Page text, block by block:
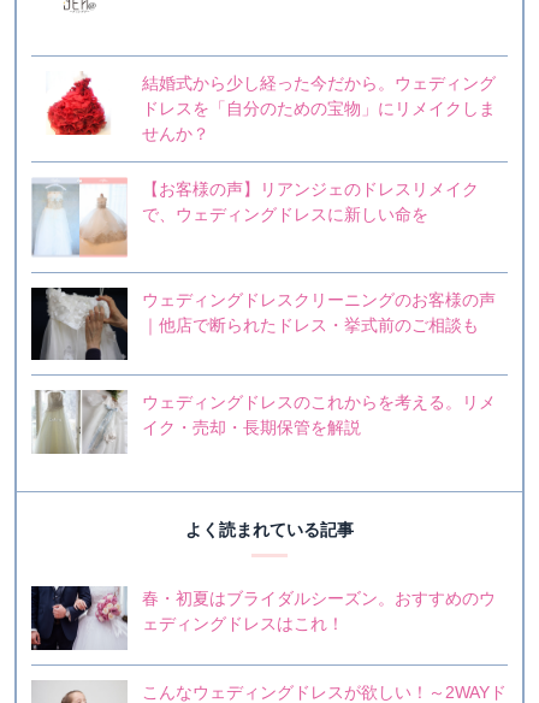
結婚式から少し経った今だから。ウェディング
ドレスを「自分のための宝物」にリメイクしま
せんか？
【お客様の声】リアンジェのドレスリメイク
で、ウェディングドレスに新しい命を
ウェディングドレスクリーニングのお客様の声
｜他店で断られたドレス・挙式前のご相談も
ウェディングドレスのこれからを考える。リメ
イク・売却・長期保管を解説
よく読まれている記事
春・初夏はブライダルシーズン。おすすめのウ
ェディングドレスはこれ！
こんなウェディングドレスが欲しい！～2WAYド